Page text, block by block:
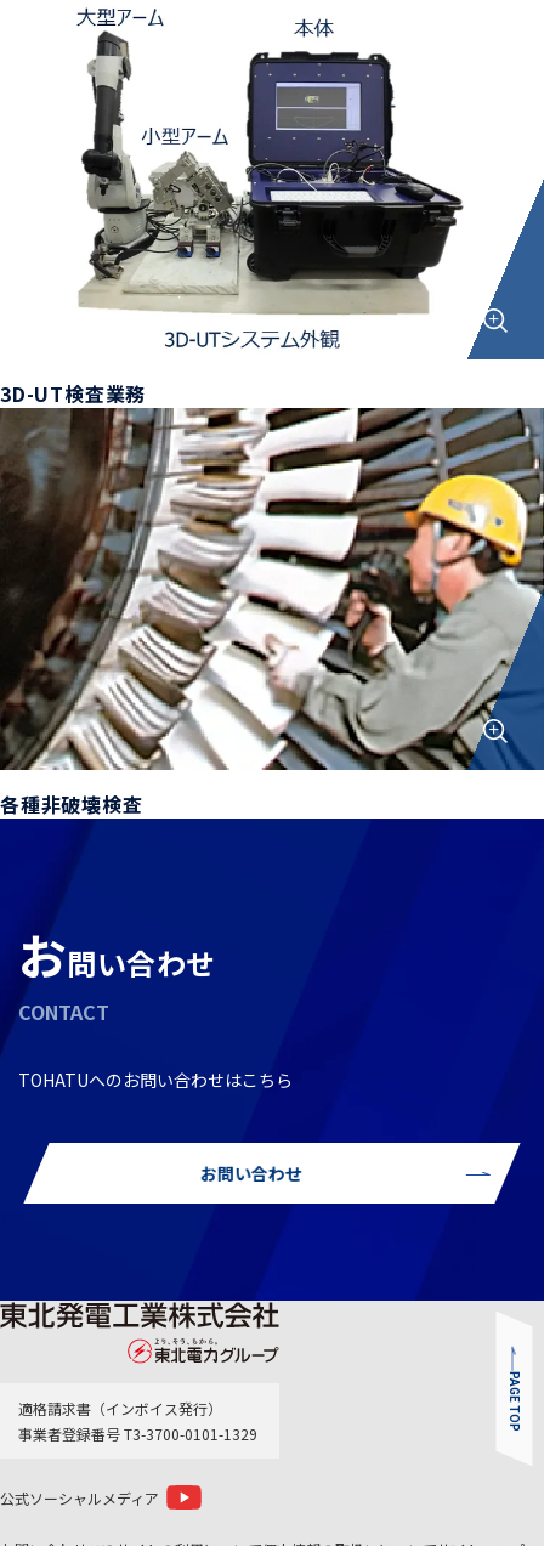
3D-UT検査業務
各種非破壊検査
お問い合わせ
CONTACT
TOHATUへのお問い合わせはこちら
お問い合わせ
公式ソーシャルメディア
適格請求書（インボイス発行）
事業者登録番号 T3-3700-0101-1329
PAGE TOP